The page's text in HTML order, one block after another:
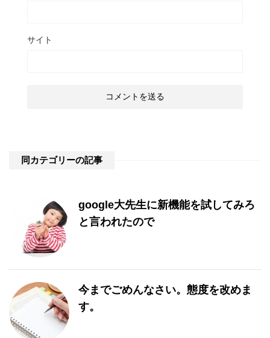
サイト
同カテゴリーの記事
google大先生に新機能を試してみろ
と言われたので
今までごめんなさい。態度を改めま
す。